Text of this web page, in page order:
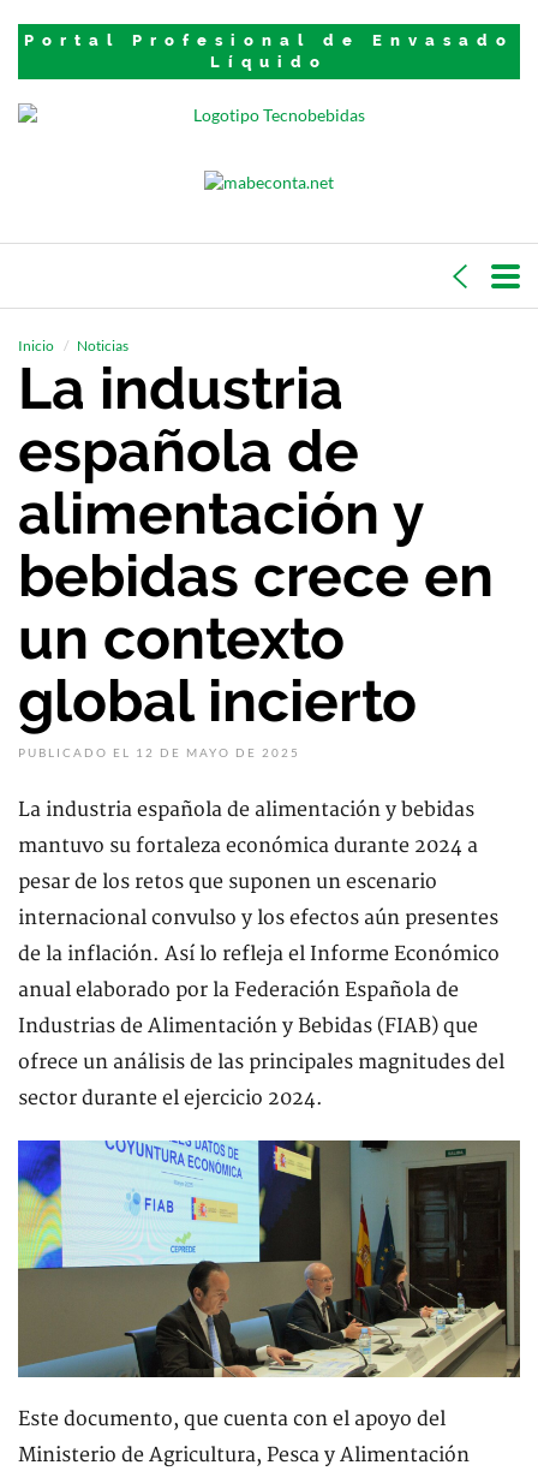
Portal Profesional de Envasado
Líquido
Inicio Noticias
La industria
española de
alimentación y
bebidas crece en
un contexto
global incierto
PUBLICADO EL 12 DE MAYO DE 2025
La industria española de alimentación y bebidas
mantuvo su fortaleza económica durante 2024 a
pesar de los retos que suponen un escenario
internacional convulso y los efectos aún presentes
de la inflación. Así lo refleja el Informe Económico
anual elaborado por la Federación Española de
Industrias de Alimentación y Bebidas (FIAB) que
ofrece un análisis de las principales magnitudes del
sector durante el ejercicio 2024.
Este documento, que cuenta con el apoyo del
Ministerio de Agricultura, Pesca y Alimentación